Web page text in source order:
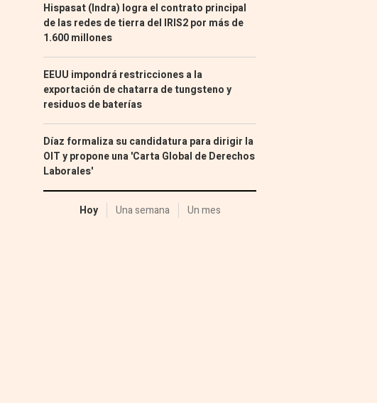
Hispasat (Indra) logra el contrato principal
de las redes de tierra del IRIS2 por más de
1.600 millones
EEUU impondrá restricciones a la
exportación de chatarra de tungsteno y
residuos de baterías
Díaz formaliza su candidatura para dirigir la
OIT y propone una 'Carta Global de Derechos
Laborales'
Hoy Una semana Un mes